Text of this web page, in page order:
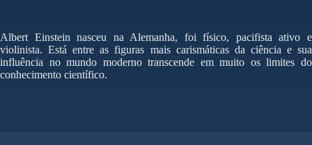
Albert Einstein nasceu na Alemanha, foi físico, pacifista ativo e
violinista. Está entre as figuras mais carismáticas da ciência e sua
influência no mundo moderno transcende em muito os limites do
conhecimento científico.